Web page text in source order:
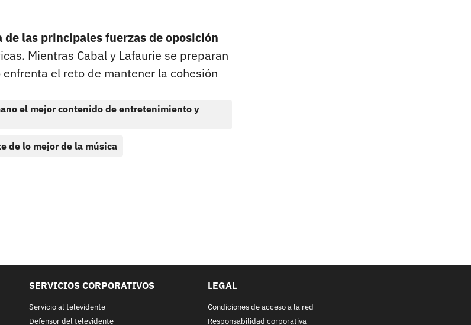
las principales fuerzas de oposición
Mientras Cabal y Lafaurie se preparan
el reto de mantener la cohesión
el mejor contenido de entretenimiento y
de lo mejor de la música
SERVICIOS CORPORATIVOS
Servicio al televidente
Defensor del televidente
LEGAL
Condiciones de acceso a la red
Responsabilidad corporativa